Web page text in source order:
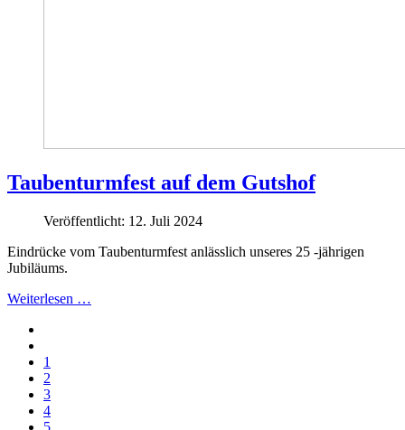
Taubenturmfest auf dem Gutshof
Veröffentlicht: 12. Juli 2024
Eindrücke vom Taubenturmfest anlässlich unseres 25 -jährigen
Jubiläums.
Weiterlesen …
1
2
3
4